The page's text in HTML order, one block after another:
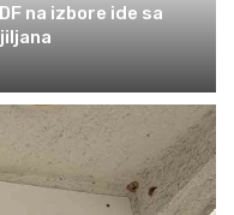
DF na izbore ide sa